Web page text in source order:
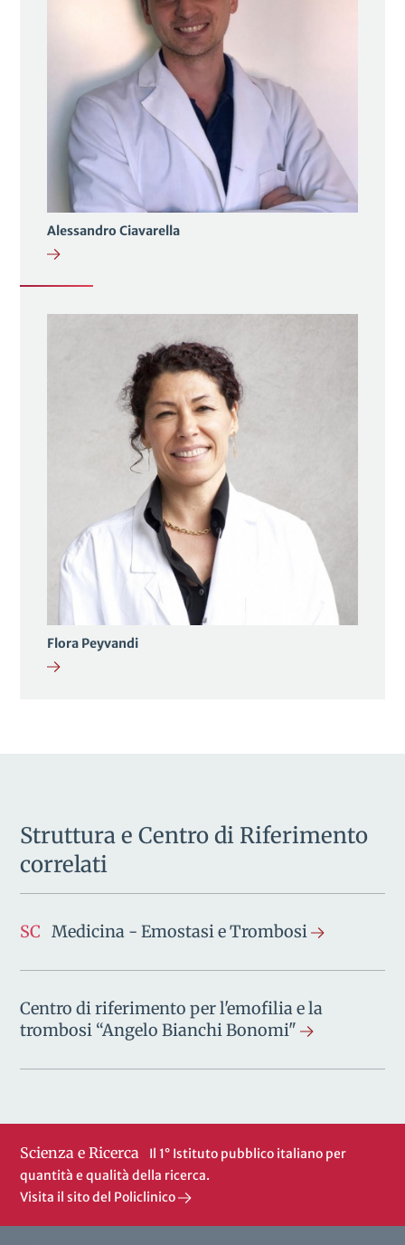
Alessandro Ciavarella
Flora Peyvandi
Struttura e Centro di Riferimento
correlati
SC Medicina - Emostasi e Trombosi
Centro di riferimento per l'emofilia e la
trombosi “Angelo Bianchi Bonomi"
Scienza e Ricerca
Il 1° Istituto pubblico italiano per
quantità e qualità della ricerca.
Visita il sito del Policlinico